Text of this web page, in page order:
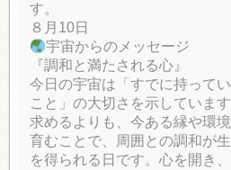
す。
８月10日
宇宙からのメッセージ
『調和と満たされる心』
今日の宇宙は「すでに持って
こと」の大切さを示していま
求めるよりも、今ある縁や環
育むことで、周囲との調和が
を得られる日です。心を開き